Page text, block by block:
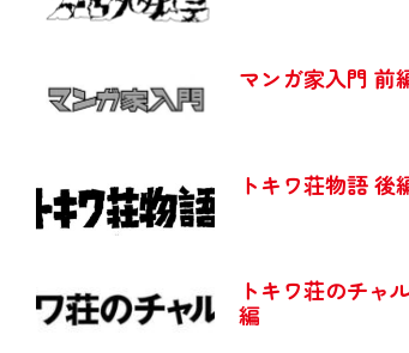
マンガ家入門 前
トキワ荘物語 後
トキワ荘のチャ
編